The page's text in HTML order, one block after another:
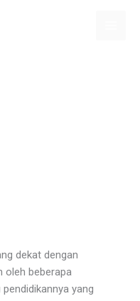
dekat dengan
oleh beberapa
yang